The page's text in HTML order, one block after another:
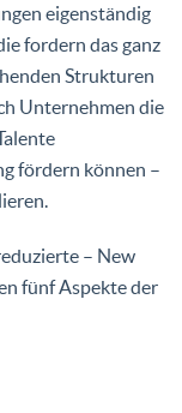
eigenständig
fordern das ganz
Strukturen
Unternehmen die
fördern können –
– New
fünf Aspekte der